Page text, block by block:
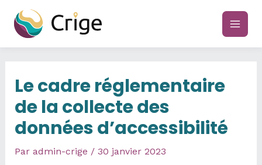
contenu
main
Le cadre réglementaire
de la collecte des
données d’accessibilité
Par admin-crige / 30 janvier 2023